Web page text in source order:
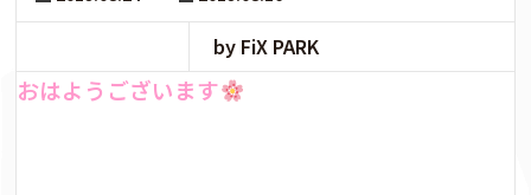
by FiX PARK
おはようございます